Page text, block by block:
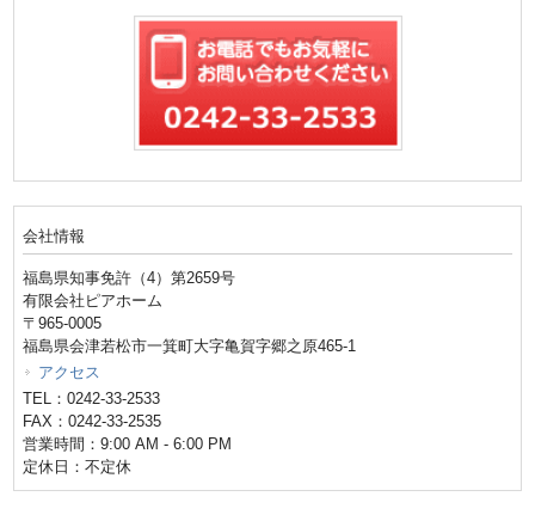
会社情報
福島県知事免許（4）第2659号
有限会社ピアホーム
〒965-0005
福島県会津若松市一箕町大字亀賀字郷之原465-1
アクセス
TEL：0242-33-2533
FAX：0242-33-2535
営業時間：9:00 AM - 6:00 PM
定休日：不定休